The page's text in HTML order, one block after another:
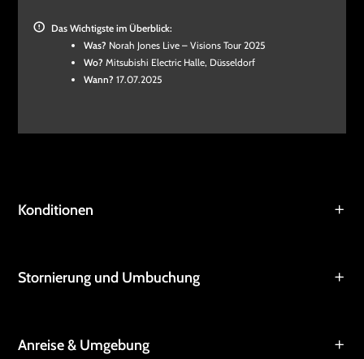
Das Wichtigste im Überblick:
Was? Norah Jones Live – Visions Tour 2025
Wo? Mitsubishi Electric Halle, Düsseldorf
Wann? 17.07.2025
Konditionen
Stornierung und Umbuchung
Anreise & Umgebung